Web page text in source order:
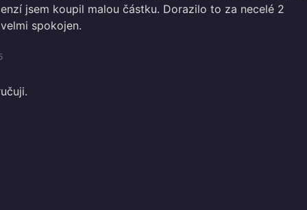
jsem koupil malou částku. Dorazilo to za necelé 2
spokojen.